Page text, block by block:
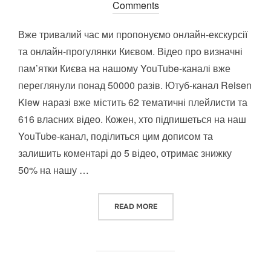
on
Comments
Вже тривалий час ми пропонуємо онлайн-екскурсії
та онлайн-прогулянки Києвом. Відео про визначні
пам’ятки Києва на нашому YouTube-каналі вже
переглянули понад 50000 разів. Ютуб-канал Reisen
Kiew наразі вже містить 62 тематичні плейлисти та
616 власних відео. Кожен, хто підпишеться на наш
YouTube-канал, поділиться цим дописом та
залишить коментарі до 5 відео, отримає знижку
50% на нашу …
READ MORE“ВІДЕО ПРО ВИЗНАЧНІ